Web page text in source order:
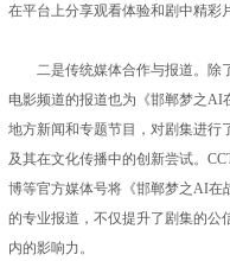
在平台上分享观看体验和剧中精彩
二是传统媒体合作与报道。除
电影频道的报道也为《邯郸梦之AI
地方新闻和专题节目，对剧集进行
及其在文化传播中的创新尝试。
博等官方媒体号将《邯郸梦之AI在
的专业报道，不仅提升了剧集的公
内的影响力。